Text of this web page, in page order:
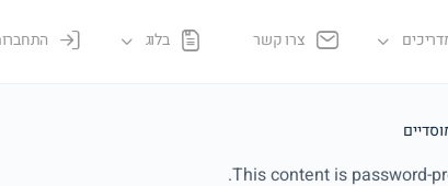
צרו קשר בלוג
This content is password-